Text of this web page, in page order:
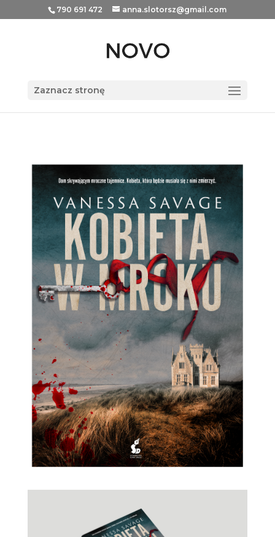
790 691 472 anna.slotorsz@gmail.com
Zaznacz stronę